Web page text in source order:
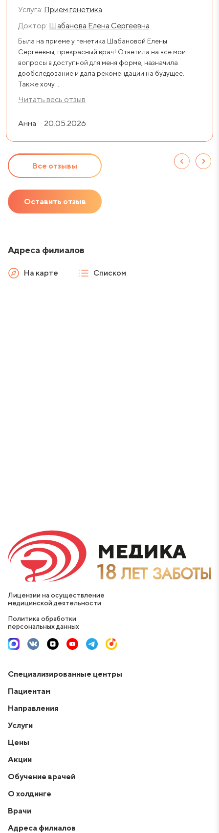
Услуга: Прием генетика
Доктор: Шабанова Елена Сергеевна
Была на приеме у генетика Шабановой Елены
Сергеевны, прекрасный врач! Ответила на все мои
вопросы в доступной для меня форме, назначила
дообследование и дала рекомендации на будущее.
Также хочу ...
Читать весь отзыв
Анна 20.05.2026
Все отзывы
Оставить отзыв
Адреса филиалов
На карте Списком
Лицензии на осуществление
медицинской деятельности
Политика обработки
персональных данных
Специализированные центры
Пациентам
Направления
Услуги
Цены
Акции
Обучение врачей
О холдинге
Врачи
Адреса филиалов